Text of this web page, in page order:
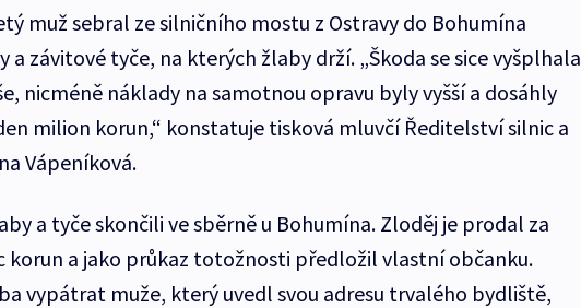
muž sebral ze silničního mostu z Ostravy do Bohumína
a závitové tyče, na kterých žlaby drží. „Škoda se sice vyšplhala
nicméně náklady na samotnou opravu byly vyšší a dosáhly
milion korun,“ konstatuje tisková mluvčí Ředitelství silnic a
Vápeníková.
a tyče skončili ve sběrně u Bohumína. Zloděj je prodal za
korun a jako průkaz totožnosti předložil vlastní občanku.
vypátrat muže, který uvedl svou adresu trvalého bydliště,